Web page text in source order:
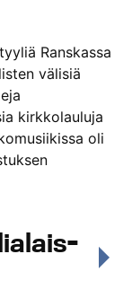
Ranskassa
välisiä
kirkkolauluja
oli